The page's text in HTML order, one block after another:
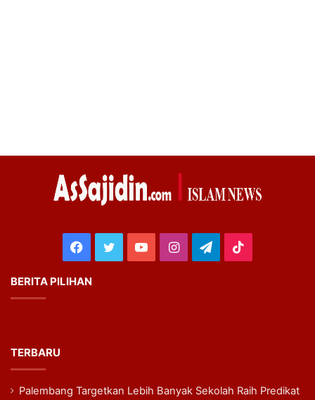
Facebook
TwitterYouTubeInstagram
Telegram
BERITA PILIHAN
TERBARU
Palembang Targetkan Lebih Banyak Sekolah Raih Predikat